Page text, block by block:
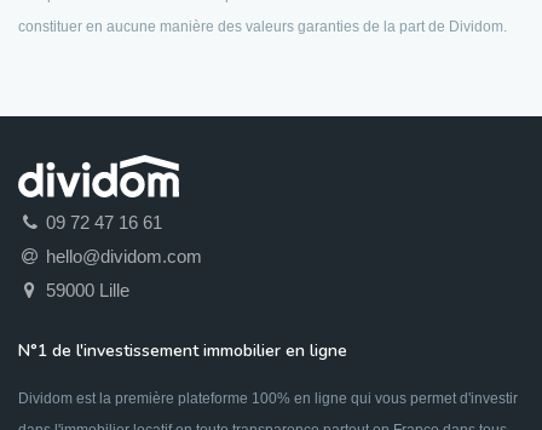
constituer en aucune manière des valeurs garanties de la part de Dividom.
09 72 47 16 61
hello@dividom.com
59000 Lille
N°1 de l'investissement immobilier en ligne
Dividom est la première plateforme 100% en ligne qui vous permet d'investir